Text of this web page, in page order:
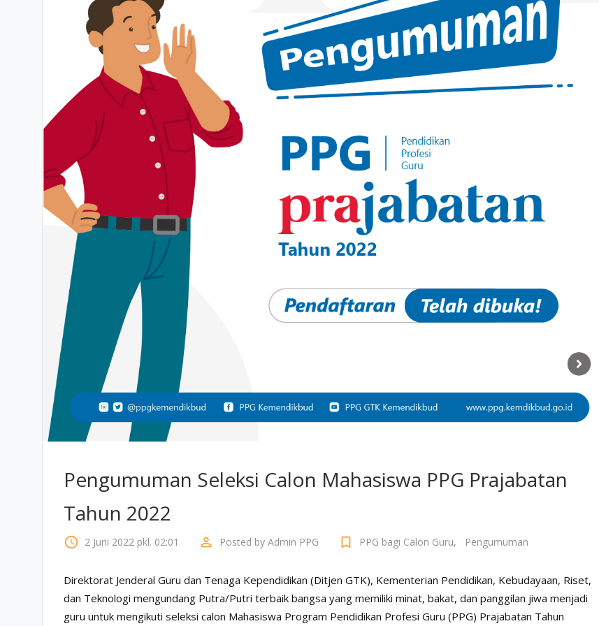
Pengumuman Seleksi Calon Mahasiswa PPG Prajabatan
Tahun 2022
access_time 2 Juni 2022 pkl. 02:01 perm_identity Posted by Admin PPG bookmark_border PPG bagi Calon Guru, Pengumuman
Direktorat Jenderal Guru dan Tenaga Kependidikan (Ditjen GTK), Kementerian Pendidikan, Kebudayaan, Riset,
dan Teknologi mengundang Putra/Putri terbaik bangsa yang memiliki minat, bakat, dan panggilan jiwa menjadi
guru untuk mengikuti seleksi calon Mahasiswa Program Pendidikan Profesi Guru (PPG) Prajabatan Tahun